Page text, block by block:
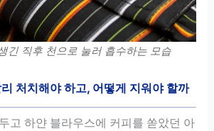
긴 직후 천으로 눌러 흡수하는 모습
처치해야 하고, 어떻게 지워야 할까
고 하얀 블라우스에 커피를 쏟았던 아